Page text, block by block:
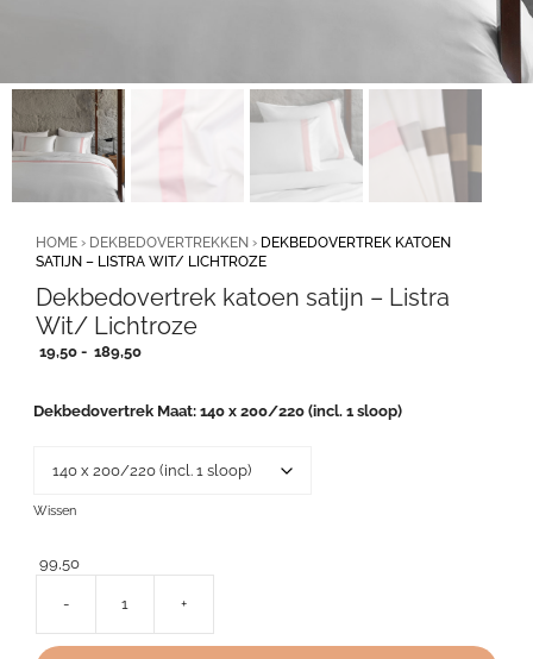
HOME › DEKBEDOVERTREKKEN › DEKBEDOVERTREK KATOEN
SATIJN – LISTRA WIT/ LICHTROZE
Dekbedovertrek katoen satijn – Listra
Wit/ Lichtroze
19,50 - 189,50Prijsklasse:
189,50
Dekbedovertrek Maat 140 x 200/220 (incl. 1 sloop)
Wissen
99,50
-
katoen
+